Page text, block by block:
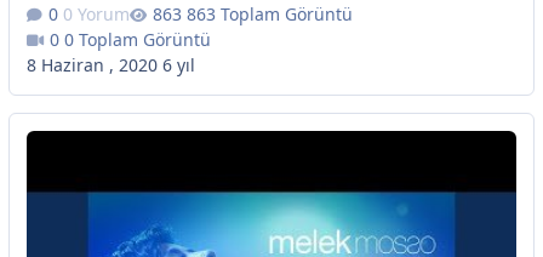
0 Yorum
863 Toplam Görüntü
0 Toplam Görüntü
8 Haziran , 2020 6 yıl